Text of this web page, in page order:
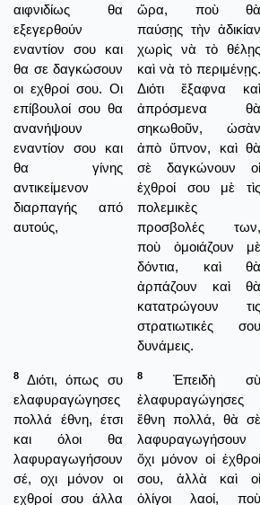
αιφνιδίως θα
εξεγερθούν
εναντίον σου και
θα σε δαγκώσουν
οι εχθροί σου. Οι
επίβουλοί σου θα
ανανήψουν
εναντίον σου και
θα γίνης
αντικείμενον
διαρπαγής από
αυτούς,
ὤρα, ποὺ θὰ
παύσῃς τὴν ἀδικίαν
χωρὶς νὰ τὸ θέλῃς
καὶ νὰ τὸ περιμένῃς.
Διότι ἔξαφνα καὶ
ἀπρόσμενα θὰ
σηκωθοῦν, ὡσὰν
ἀπὸ ὕπνον, καὶ θὰ
σὲ δαγκώνουν οἱ
ἐχθροί σου μὲ τὶς
πολεμικὲς
προσβολές των,
ποὺ ὁμοιάζουν μὲ
δόντια, καὶ θὰ
ἀρπάζουν καὶ θὰ
κατατρώγουν τις
στρατιωτικές σου
δυνάμεις.
8
Διότι, όπως συ
ελαφυραγώγησες
πολλά έθνη, έτσι
και όλοι θα
λαφυραγωγήσουν
σέ, οχι μόνον οι
εχθροί σου άλλα
8
Ἐπειδὴ σὺ
ἐλαφυραγώγησες
ἔθνη πολλά, θὰ σὲ
λαφυραγωγήσουν
ὄχι μόνον οἱ ἐχθροί
σου, ἀλλὰ καὶ οἱ
ὀλίγοι λαοί, ποὺ